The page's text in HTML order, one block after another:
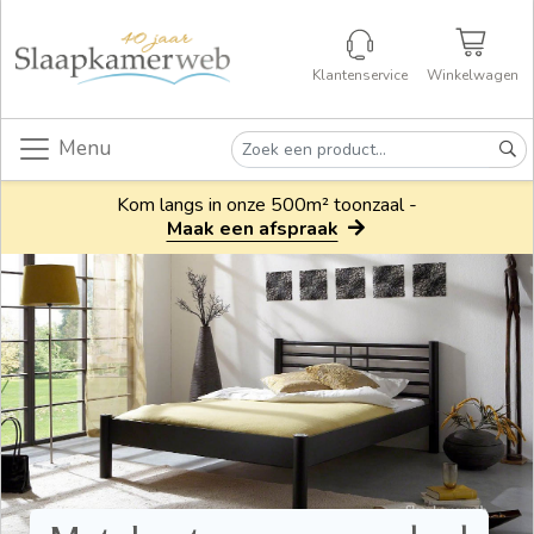
Klantenservice Winkelwagen
Menu
Kom langs in onze 500m² toonzaal -
Maak een afspraak